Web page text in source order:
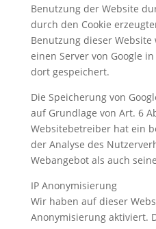
Benutzung der Website
durch den Cookie
Benutzung dieser
einen Server von Google
dort gespeichert.
Die Speicherung von
auf Grundlage von Art. 6
Websitebetreiber hat ein
der Analyse des
Webangebot als auch
IP Anonymisierung
Wir haben auf dieser
Anonymisierung aktiviert.